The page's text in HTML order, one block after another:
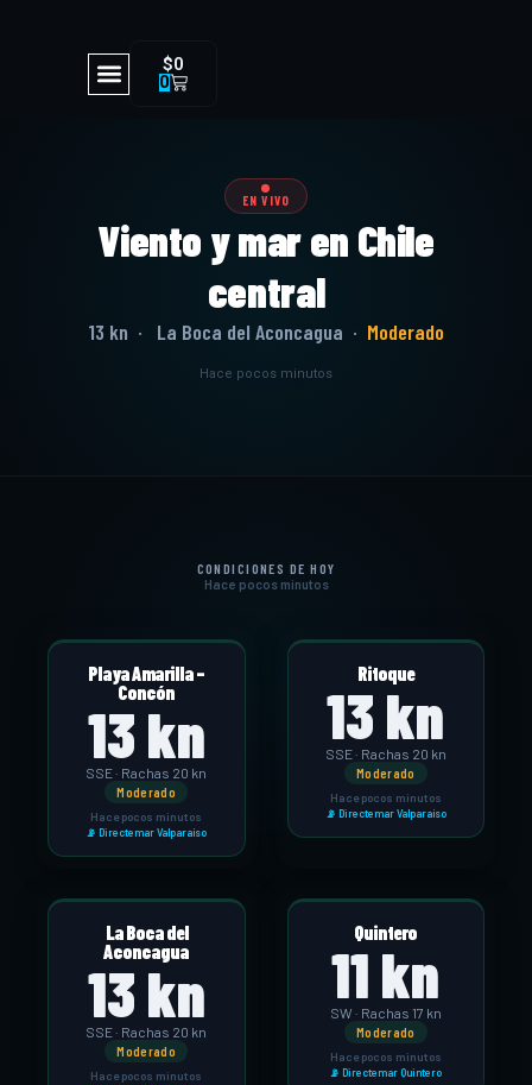
$0
0
EN VIVO
Viento y mar en Chile
central
13 kn · La Boca del Aconcagua · Moderado
Hace pocos minutos
CONDICIONES DE HOY
Hace pocos minutos
Playa Amarilla –
Concón
13 kn
SSE · Rachas 20 kn
Moderado
Hace pocos minutos
📡 Directemar Valparaíso
Ritoque
13 kn
SSE · Rachas 20 kn
Moderado
Hace pocos minutos
📡 Directemar Valparaíso
La Boca del
Aconcagua
13 kn
SSE · Rachas 20 kn
Moderado
Hace pocos minutos
Quintero
11 kn
SW · Rachas 17 kn
Moderado
Hace pocos minutos
📡 Directemar Quintero